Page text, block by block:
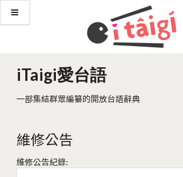
iTaigi愛台語
一部集結群眾編纂的開放台語辭典
維修公告
維修公告紀錄: